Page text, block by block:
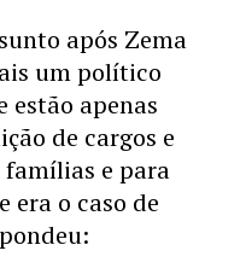
após Zema
um político
estão apenas
de cargos e
e para
era o caso de